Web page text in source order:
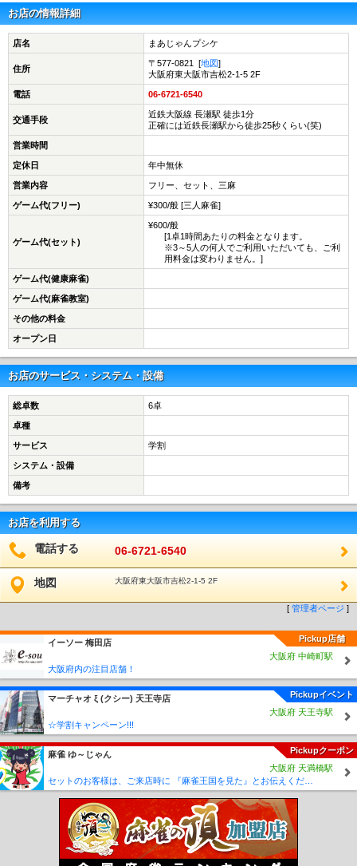
お店の情報詳細
店名 まあじゃんプシケ
住所
〒577-0821 [地図]
大阪府東大阪市吉松2-1-5 2F
電話 06-6721-6540
交通手段
近鉄大阪線 長瀬駅 徒歩1分
正確には近鉄長瀬駅から徒歩25秒くらい(笑)
営業時間
定休日 年中無休
営業内容 フリー、セット、三麻
ゲーム代(フリー) ¥300/般 [三人麻雀]
ゲーム代(セット)
¥600/般
[1卓1時間あたりの料金となります。
※3～5人の何人でご利用いただいても、ご利
用料金は変わりません。]
ゲーム代(健康麻雀)
ゲーム代(麻雀教室)
その他の料金
オープン日
お店のサービス・システム・設備
総卓数 6卓
卓種
サービス 学割
システム・設備
備考
お店を利用する
電話する 06-6721-6540
地図 大阪府東大阪市吉松2-1-5 2F
[ 管理者ページ ]
Pickup店舗
イーソー 梅田店
大阪府 中崎町駅
大阪府内の注目店舗！
Pickupイベント
マーチャオ ξ (クシー) 天王寺店
大阪府 天王寺駅
☆学割キャンペーン!!!
Pickupクーポン
麻雀 ゆ～じゃん
大阪府 天満橋駅